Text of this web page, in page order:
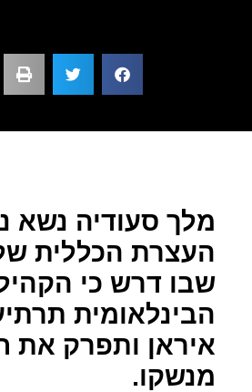
מלך סעודיה נשא
העצרת הכללית
שבו דרש כי
הבינלאומית
איראן ותפרק את
מנשקו.